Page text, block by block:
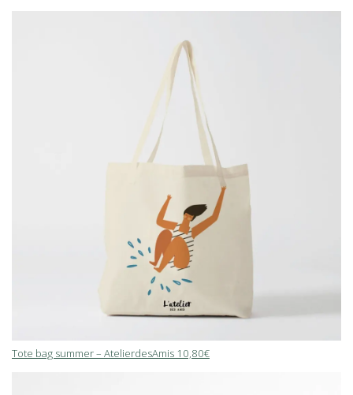
Tote bag summer – AtelierdesAmis 10,80€